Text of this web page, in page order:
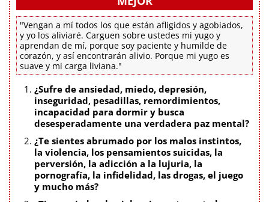
"Vengan a mí todos los que están afligidos y agobiados,
y yo los aliviaré. Carguen sobre ustedes mi yugo y
aprendan de mí, porque soy paciente y humilde de
corazón, y así encontrarán alivio. Porque mi yugo es
suave y mi carga liviana."
¿Sufre de ansiedad, miedo, depresión,
inseguridad, pesadillas, remordimientos,
incapacidad para dormir y busca
desesperadamente una verdadera paz mental?
¿Te sientes abrumado por los malos instintos,
la violencia, los pensamientos suicidas, la
perversión, la adicción a la lujuria, la
pornografía, la infidelidad, las drogas, el juego
y mucho más?